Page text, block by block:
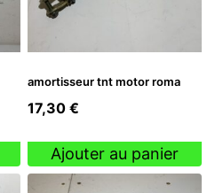
amortisseur tnt motor roma
17,30 €
Ajouter au panier